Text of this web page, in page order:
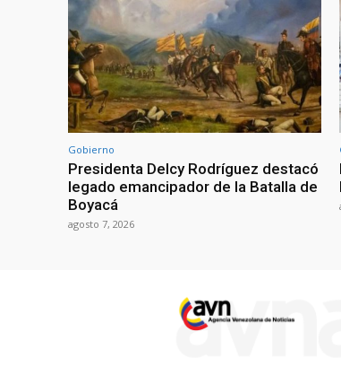
Gobierno
Presidenta Delcy Rodríguez destacó
legado emancipador de la Batalla de
Boyacá
agosto 7, 2026